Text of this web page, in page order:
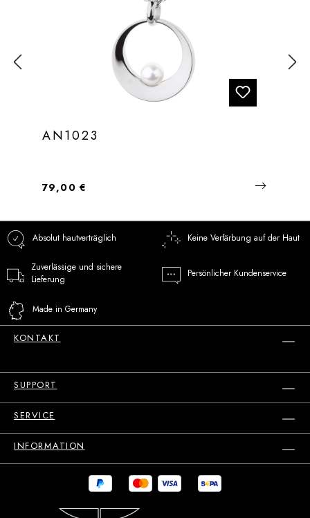
AN1023
Regulärer Preis:
79,00 €
Absolut hautverträglich Keine Verfärbung auf der Haut
Zuverlässige und sichere
Lieferung
Persönlicher Kundenservice
Made in Germany
KONTAKT
SUPPORT
SERVICE
INFORMATION